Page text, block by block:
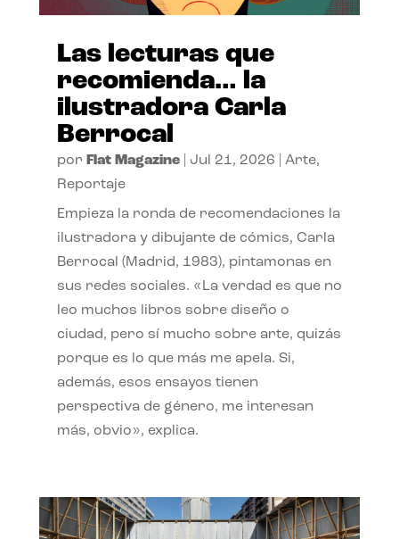
Las lecturas que
recomienda… la
ilustradora Carla
Berrocal
por Flat Magazine| Jul 21, 2026 Arte,
Reportaje
Empieza la ronda de recomendaciones la
ilustradora y dibujante de cómics, Carla
Berrocal (Madrid, 1983), pintamonas en
sus redes sociales. «La verdad es que no
leo muchos libros sobre diseño o
ciudad, pero sí mucho sobre arte, quizás
porque es lo que más me apela. Si,
además, esos ensayos tienen
perspectiva de género, me interesan
más, obvio», explica.